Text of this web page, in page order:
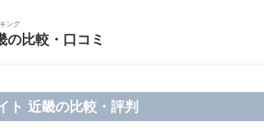
ング
の比較・口コミ
ト 近畿の比較・評判